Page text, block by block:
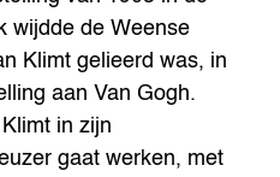
wijdde de Weense
Klimt gelieerd was, in
aan Van Gogh.
in zijn
gaat werken, met